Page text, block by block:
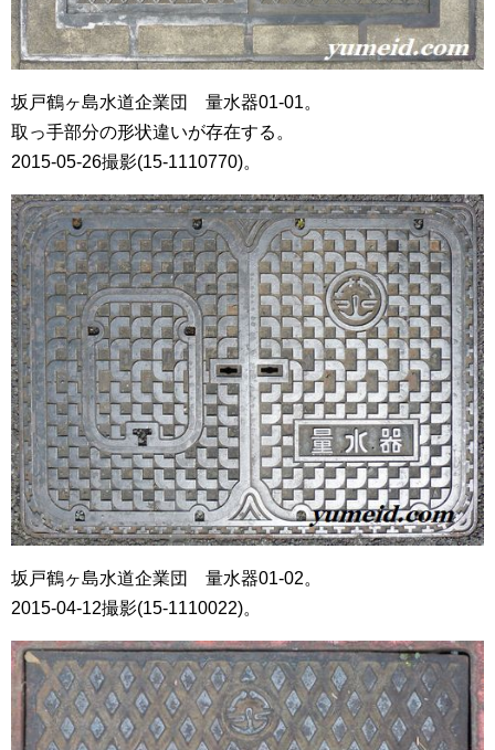
坂戸鶴ヶ島水道企業団 量水器01-01。
取っ手部分の形状違いが存在する。
2015-05-26撮影(15-1110770)。
坂戸鶴ヶ島水道企業団 量水器01-02。
2015-04-12撮影(15-1110022)。